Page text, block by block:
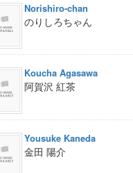
Norishiro-chan
のりしろちゃん
Koucha Agasawa
阿賀沢 紅茶
Yousuke Kaneda
金田 陽介